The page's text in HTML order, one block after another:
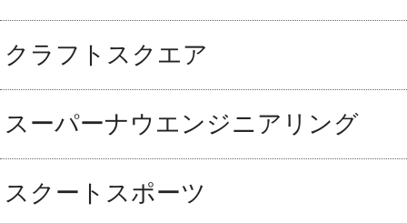
クラフトスクエア
スーパーナウエンジニアリング
スクートスポーツ